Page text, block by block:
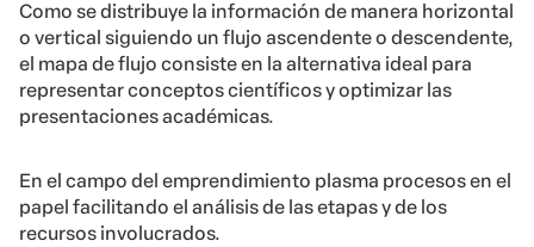
Como se distribuye la información de manera horizontal
o vertical siguiendo un flujo ascendente o descendente,
el mapa de flujo consiste en la alternativa ideal para
representar conceptos científicos y optimizar las
presentaciones académicas.
En el campo del emprendimiento plasma procesos en el
papel facilitando el análisis de las etapas y de los
recursos involucrados.